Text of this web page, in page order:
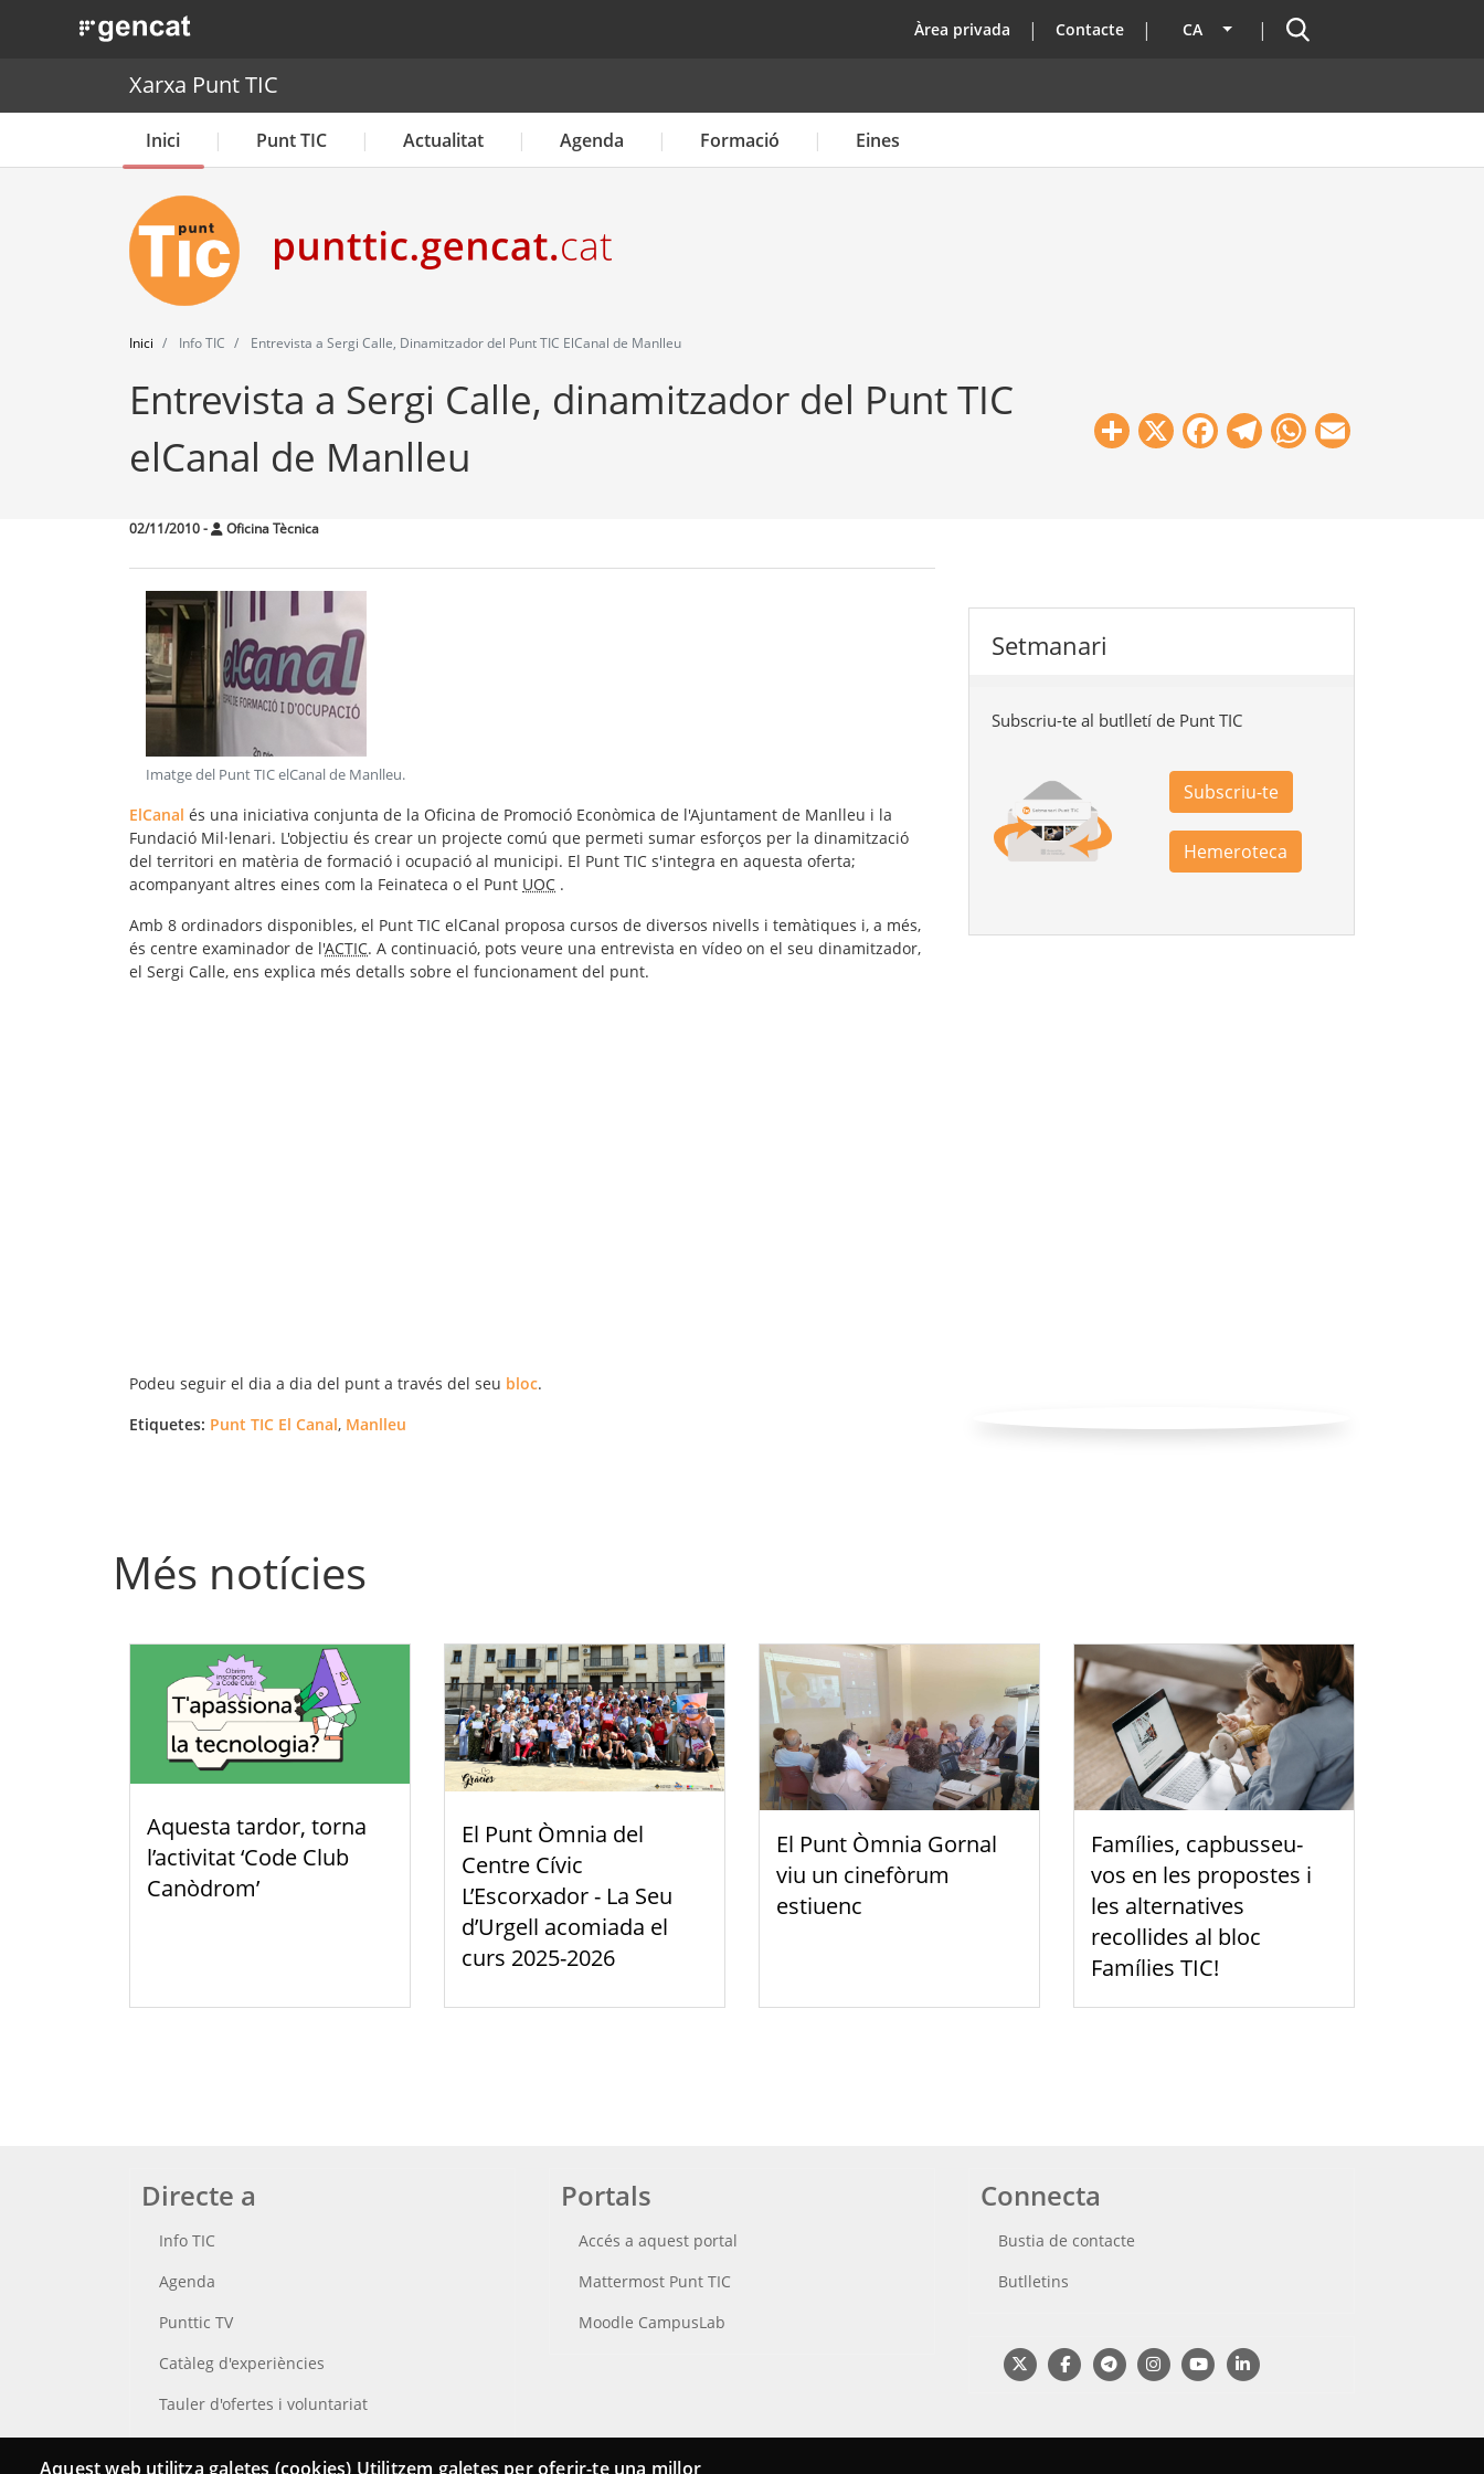
. Obre en una nova finestra. top
Àrea privada Contacte CA Llista les accions addicionals
Cercador
Xarxa Punt TIC
Inici Punt TIC Actualitat Agenda Formació Eines
Inici Info TIC Entrevista a Sergi Calle, Dinamitzador del Punt TIC ElCanal de Manlleu
Entrevista a Sergi Calle, dinamitzador del Punt TIC
elCanal de Manlleu
Share
X Facebook
Telegram
WhatsApp
02/11/2010- Oficina Tècnica
Imatge del Punt TIC elCanal de Manlleu.
ElCanal és una iniciativa conjunta de la Oficina de Promoció Econòmica de l'Ajuntament de Manlleu i la
Fundació Mil·lenari. L'objectiu és crear un projecte comú que permeti sumar esforços per la dinamització
del territori en matèria de formació i ocupació al municipi. El Punt TIC s'integra en aquesta oferta;
acompanyant altres eines com la Feinateca o el Punt UOC .
Amb 8 ordinadors disponibles, el Punt TIC elCanal proposa cursos de diversos nivells i temàtiques i, a més,
és centre examinador de l'ACTIC. A continuació, pots veure una entrevista en vídeo on el seu dinamitzador,
el Sergi Calle, ens explica més detalls sobre el funcionament del punt.
Podeu seguir el dia a dia del punt a través del seu bloc.
Etiquetes: Punt TIC El Canal, Manlleu
Setmanari
Subscriu-te al butlletí de Punt TIC
Subscriu-te
Hemeroteca
Més notícies
Aquesta tardor, torna
l’activitat ‘Code Club
Canòdrom’
El Punt Òmnia del
Centre Cívic
L’Escorxador - La Seu
d’Urgell acomiada el
curs 2025-2026
El Punt Òmnia Gornal
viu un cinefòrum
estiuenc
Famílies, capbusseu-
vos en les propostes i
les alternatives
recollides al bloc
Famílies TIC!
Directe a
Info TIC
Agenda
Punttic TV
Catàleg d'experiències
Tauler d'ofertes i voluntariat
Cerca el teu Punt TIC
Portals
Accés a aquest portal
Mattermost Punt TIC
Moodle CampusLab
Connecta
Bustia de contacte
Butlletins
Aquest web utilitza galetes (cookies) Utilitzem galetes per oferir-te una millor